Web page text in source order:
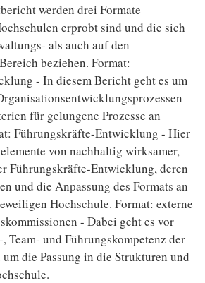
werden drei Formate
erprobt sind und die sich
als auch auf den
beziehen. Format:
- In diesem Bericht geht es um
für gelungene Prozesse an
Führungskräfte-Entwicklung - Hier
von nachhaltig wirksamer,
Führungskräfte-Entwicklung, deren
und die Anpassung des Formats an
Hochschule. Format: externe
- Dabei geht es vor
Team- und Führungskompetenz der
die Passung in die Strukturen und